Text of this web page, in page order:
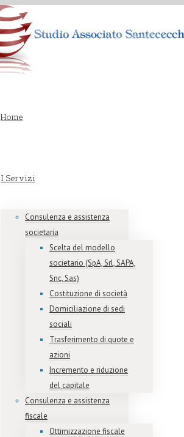
Home
I Servizi
Consulenza e assistenza
societaria
Scelta del modello
societario (SpA, Srl, SAPA,
Snc, Sas)
Costituzione di società
Domiciliazione di sedi
sociali
Trasferimento di quote e
azioni
Incremento e riduzione
del capitale
Consulenza e assistenza
fiscale
Ottimizzazione fiscale